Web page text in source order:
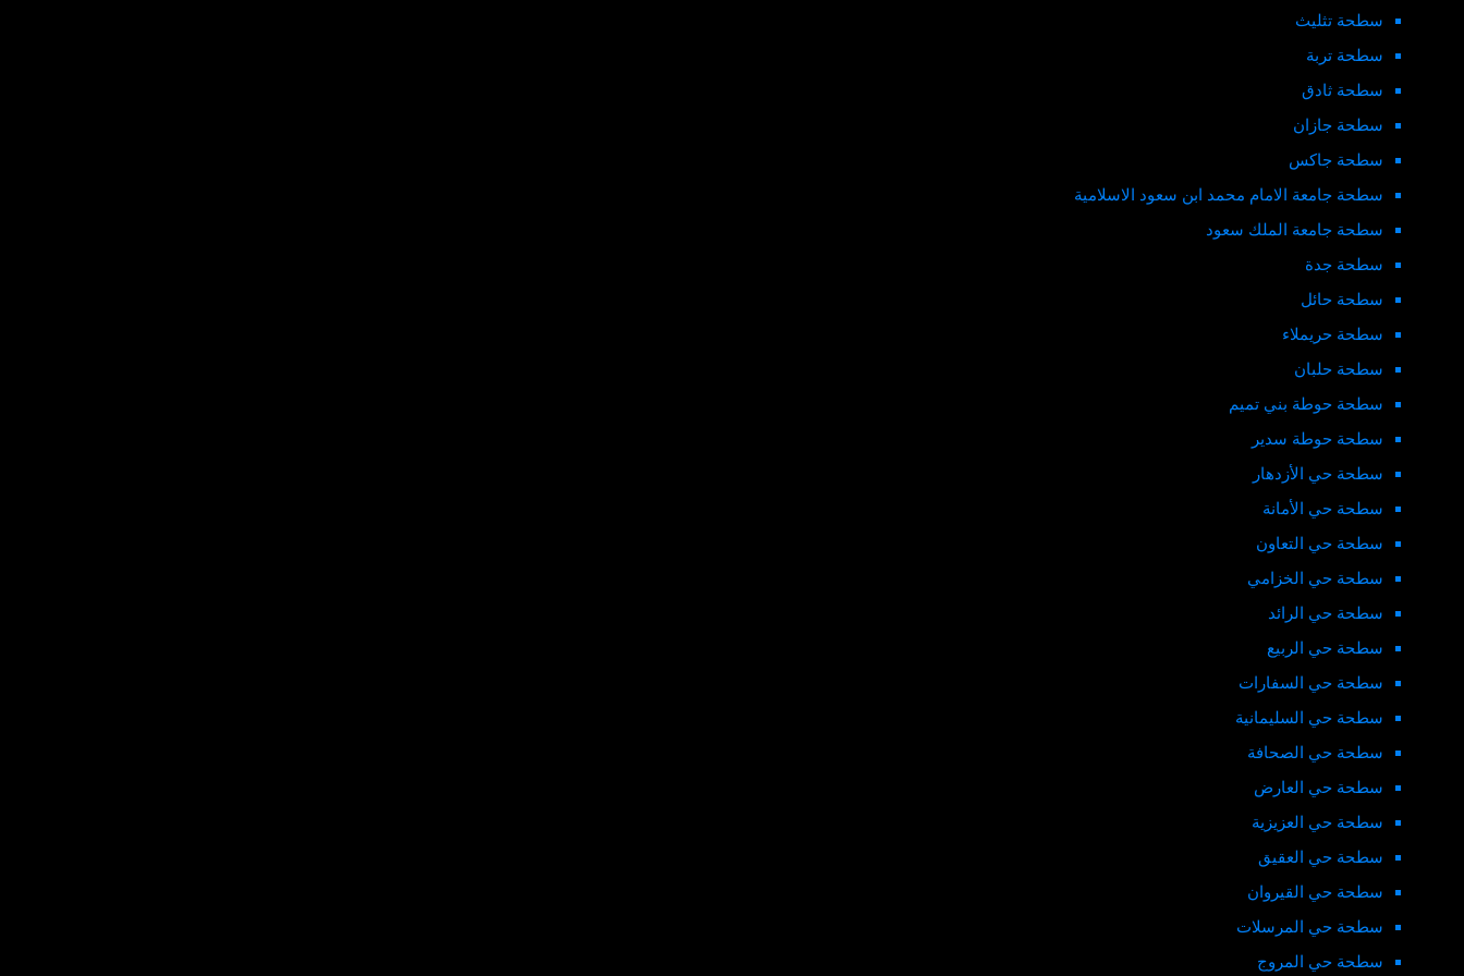
سطحة تثليث
سطحة تربة
سطحة ثادق
سطحة جازان
سطحة جاكس
سطحة جامعة الامام محمد ابن سعود الاسلامية
سطحة جامعة الملك سعود
سطحة جدة
سطحة حائل
سطحة حريملاء
سطحة حلبان
سطحة حوطة بني تميم
سطحة حوطة سدير
سطحة حي الأزدهار
سطحة حي الأمانة
سطحة حي التعاون
سطحة حي الخزامي
سطحة حي الرائد
سطحة حي الربيع
سطحة حي السفارات
سطحة حي السليمانية
سطحة حي الصحافة
سطحة حي العارض
سطحة حي العزيزية
سطحة حي العقيق
سطحة حي القيروان
سطحة حي المرسلات
سطحة حي المروج